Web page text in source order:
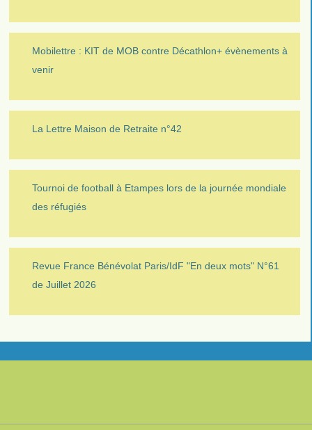
Mobilettre : KIT de MOB contre Décathlon+ évènements à
venir
La Lettre Maison de Retraite n°42
Tournoi de football à Etampes lors de la journée mondiale
des réfugiés
Revue France Bénévolat Paris/IdF "En deux mots" N°61
de Juillet 2026